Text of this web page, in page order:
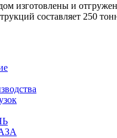
изготовлены и
составляет 250